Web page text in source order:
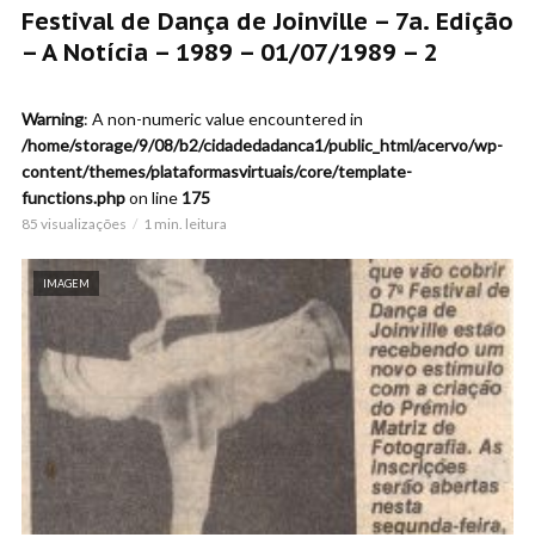
Festival de Dança de Joinville – 7a. Edição
– A Notícia – 1989 – 01/07/1989 – 2
Warning: A non-numeric value encountered in
/home/storage/9/08/b2/cidadedadanca1/public_html/acervo/wp-
content/themes/plataformasvirtuais/core/template-
functions.phpon line 175
85 visualizações 1 min. leitura
IMAGEM